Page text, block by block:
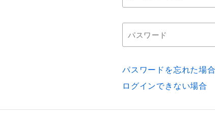
パスワードを忘れた場合
ログインできない場合